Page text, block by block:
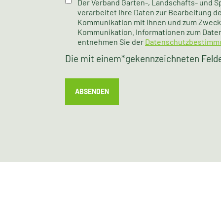
Der Verband Garten-, Landschafts- und
verarbeitet Ihre Daten zur Bearbeitung
Kommunikation mit Ihnen und zum
Kommunikation. Informationen zum
entnehmen Sie der
Die mit einem*gekennzeichneten
ABSENDEN